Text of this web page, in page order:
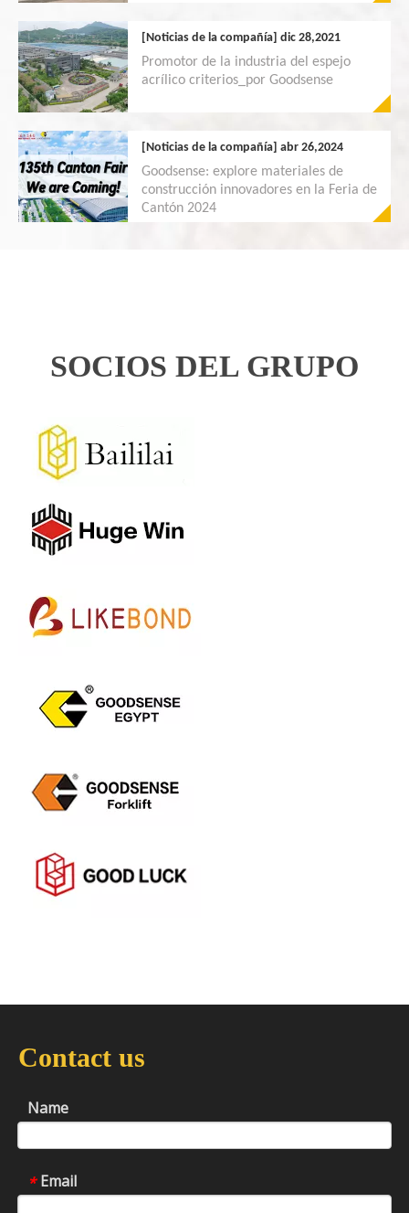
[Noticias de la compañía] dic 28,2021
Promotor de la industria del espejo
acrílico criterios_por Goodsense
[Noticias de la compañía] abr 26,2024
Goodsense: explore materiales de
construcción innovadores en la Feria de
Cantón 2024
SOCIOS DEL GRUPO
Contact us
Name
* Email